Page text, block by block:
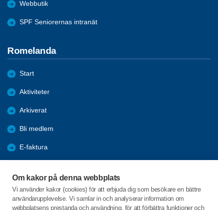
Om kakor på denna webbplats
Vi använder kakor (cookies) för att erbjuda dig som besökare en bättre
användarupplevelse. Vi samlar in och analyserar information om
webbplatsens prestanda och användning, för att förbättra funktioner och
Webbutik
SPF Seniorernas intranät
Romelanda
Start
Aktiviteter
Arkiverat
Bli medlem
E-faktura
Om föreningen